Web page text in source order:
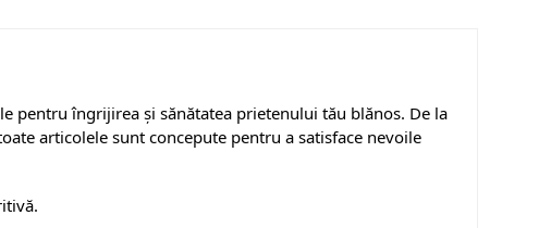
pentru îngrijirea și sănătatea prietenului tău blănos. De la
articolele sunt concepute pentru a satisface nevoile